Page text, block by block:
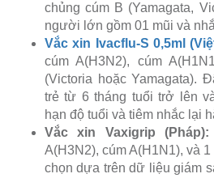
chủng cúm B (Yamagata,
người lớn gồm 01 mũi và
Vắc xin Ivacflu-S 0,5ml
cúm A(H3N2), cúm
(Victoria hoặc Yamagata).
trẻ từ 6 tháng tuổi trở lên
hạn độ tuổi và tiêm nhắc lại
Vắc xin Vaxigrip (Pháp):
A(H3N2), cúm A(H1N1), và
chọn dựa trên dữ liệu giám